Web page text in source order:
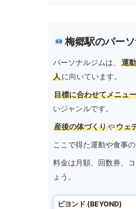
梅郷駅のパー
パーソナルジムは、 運
人に向いています。
目標に合わせてメニュ
いジャンルです。
産後の体づくりやウェ
ここで得た運動や食事
料金は月額、回数券、
ょう。
ビヨンド (BEYOND)